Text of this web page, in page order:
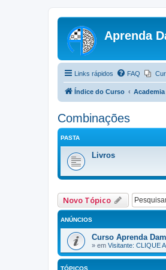
Aprenda
Links rápidos FAQ
Índice do Curso Academia
Combinações
PASTA
Livros
Novo Tópico
ANÚNCIOS
Curso Aprenda
» em Visitante: CLIQUE
TÓPICOS